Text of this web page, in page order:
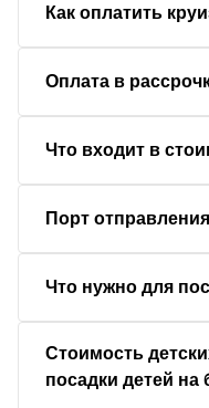
Как оплатить
Оплата в
Что входит в
Порт
Что нужно для
Стоимость
посадки детей на